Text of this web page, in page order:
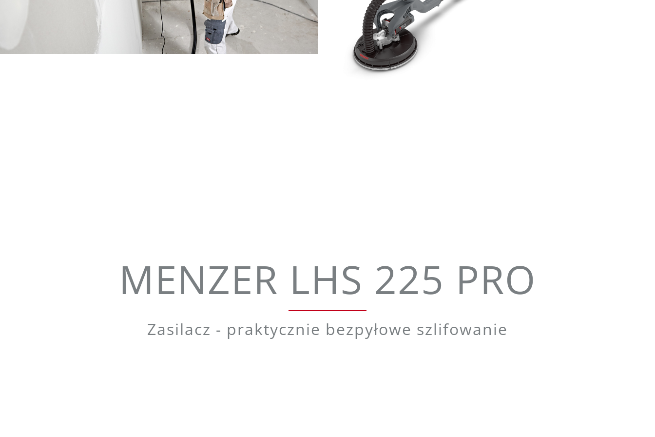
MENZER LHS 225 PRO
Zasilacz - praktycznie bezpyłowe szlifowanie